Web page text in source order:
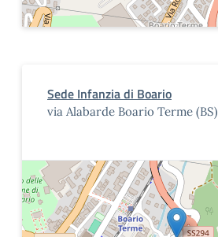
Sede Infanzia di Boario
via Alabarde Boario Terme (BS)